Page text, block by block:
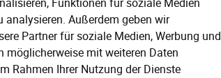
Außerdem geben wir
Partner für soziale Medien, Werbung und
möglicherweise mit weiteren Daten
Rahmen Ihrer Nutzung der Dienste
für alle Geschlechter.